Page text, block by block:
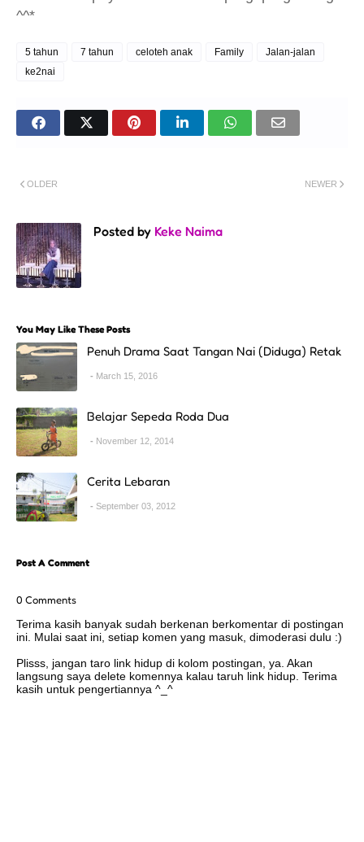
^^*
5 tahun 7 tahun celoteh anak Family
Jalan-jalan
ke2nai
NEWER
OLDER
Posted by Keke Naima
You May Like These Posts
Penuh Drama Saat Tangan Nai (Diduga) Retak
March 15, 2016
Belajar Sepeda Roda Dua
November 12, 2014
Cerita Lebaran
September 03, 2012
Post A Comment
0 Comments
Terima kasih banyak sudah berkenan berkomentar di postingan
ini. Mulai saat ini, setiap komen yang masuk, dimoderasi dulu :)
Plisss, jangan taro link hidup di kolom postingan, ya. Akan
langsung saya delete komennya kalau taruh link hidup. Terima
kasih untuk pengertiannya ^_^